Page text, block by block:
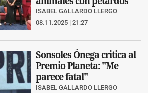
ISABEL GALLARDO LLERGO
08.11.2025 | 21:27
Sonsoles Ónega critica al
Premio Planeta: "Me
parece fatal"
ISABEL GALLARDO LLERGO